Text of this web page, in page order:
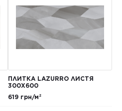
ПЛИТКА LAZURRO ЛИСТЯ
300Х600
619 грн/м²